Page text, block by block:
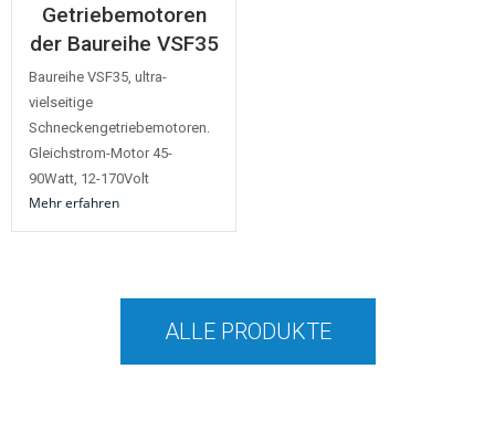
Getriebemotoren
der Baureihe VSF35
Baureihe VSF35, ultra-
vielseitige
Schneckengetriebemotoren.
Gleichstrom-Motor 45-
90Watt, 12-170Volt
Mehr erfahren
ALLE PRODUKTE